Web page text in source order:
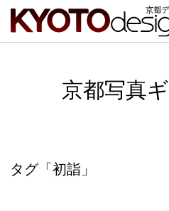
京都写真
タグ「初詣」